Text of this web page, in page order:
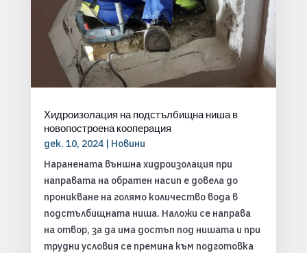
Хидроизолация на подстълбищна ниша в
новопостроена кооперация
дек. 10, 2024| Новини
Наранената външна хидроизолация при
направата на обратен насип е довела до
проникване на голямо количество вода в
подстълбищната ниша. Наложи се направа
на отвор, за да има достъп под нишата и при
трудни условия се премина към подготовка